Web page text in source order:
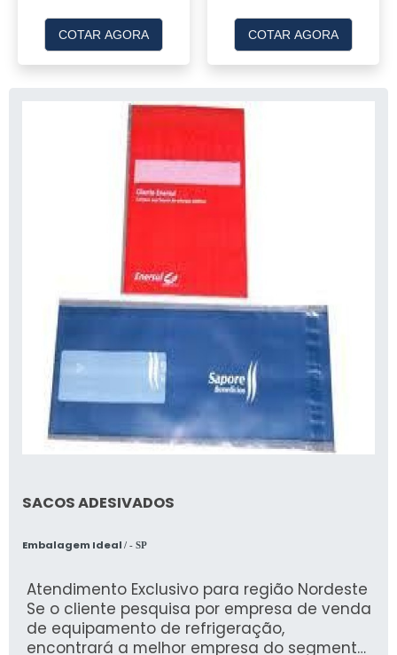
COTAR AGORA COTAR AGORA
SACOS ADESIVADOS
Embalagem Ideal / - SP
Atendimento Exclusivo para região Nordeste
Se o cliente pesquisa por empresa de venda
de equipamento de refrigeração,
encontrará a melhor empresa do segmento